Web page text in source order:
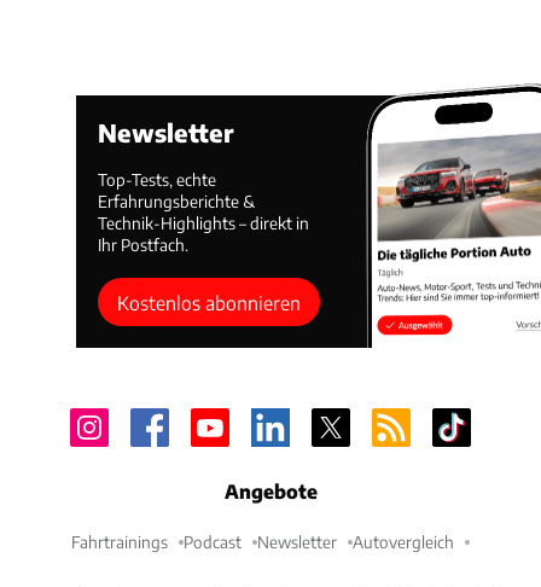
Newsletter
Top-Tests, echte
Erfahrungsberichte &
Technik-Highlights – direkt in
Ihr Postfach.
Kostenlos abonnieren
Angebote
Fahrtrainings Podcast Newsletter Autovergleich